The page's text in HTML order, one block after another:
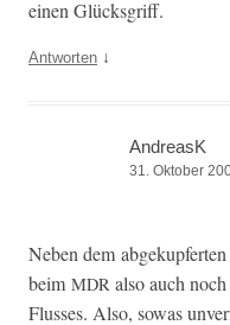
einen Glücksgriff.
Antworten ↓
AndreasK
31. Oktober
Neben dem
beim MDR also auch
Flusses. Also, sowas